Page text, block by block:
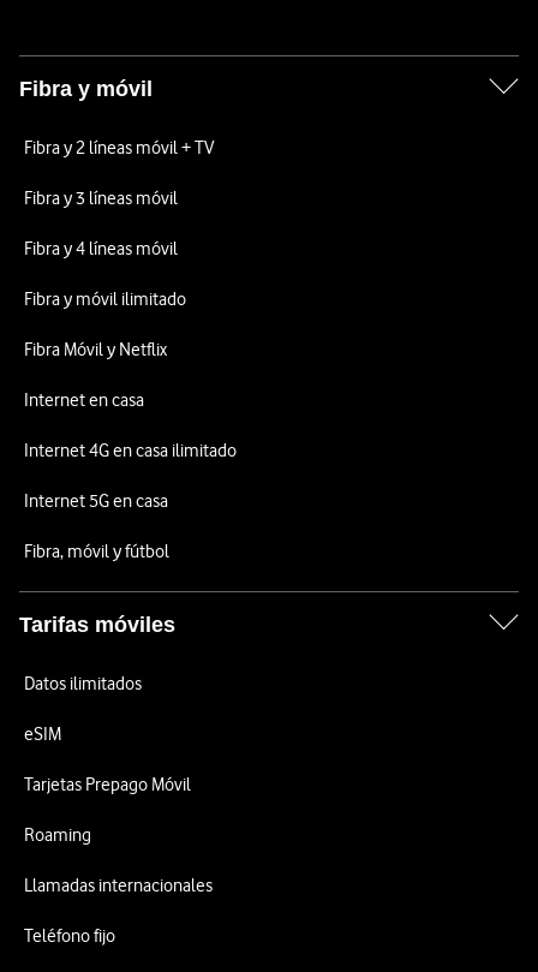
Fibra y móvil
Fibra y 2 líneas móvil + TV
Fibra y 3 líneas móvil
Fibra y 4 líneas móvil
Fibra y móvil ilimitado
Fibra Móvil y Netflix
Internet en casa
Internet 4G en casa ilimitado
Internet 5G en casa
Fibra, móvil y fútbol
Tarifas móviles
Datos ilimitados
eSIM
Tarjetas Prepago Móvil
Roaming
Llamadas internacionales
Teléfono fijo